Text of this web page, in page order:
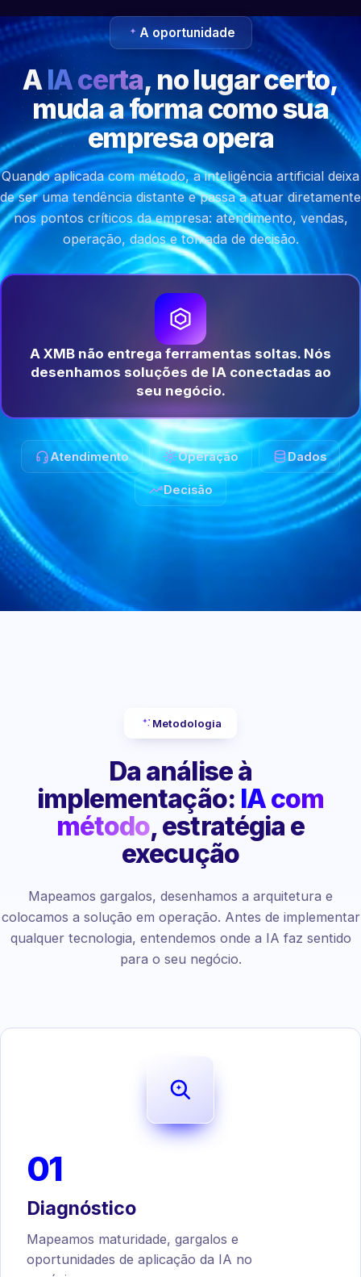
A oportunidade
AIA certa, no lugar certo,
muda a forma como sua
empresa opera
Quando aplicada com método, a inteligência artificial deixa
de ser uma tendência distante e passa a atuar diretamente
nos pontos críticos da empresa: atendimento, vendas,
operação, dados e tomada de decisão.
A XMB não entrega ferramentas soltas. Nós
desenhamos soluções de IA conectadas ao
seu negócio.
Atendimento Operação Dados
Decisão
Metodologia
Da análise à
implementação: IA com
método, estratégia e
execução
Mapeamos gargalos, desenhamos a arquitetura e
colocamos a solução em operação. Antes de implementar
qualquer tecnologia, entendemos onde a IA faz sentido
para o seu negócio.
01
Diagnóstico
Mapeamos maturidade, gargalos e
oportunidades de aplicação da IA no